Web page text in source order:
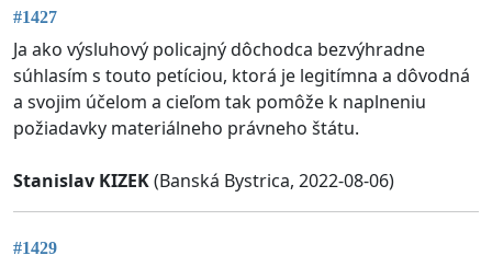
#1427
Ja ako výsluhový policajný dôchodca bezvýhradne
súhlasím s touto petíciou, ktorá je legitímna a dôvodná
a svojim účelom a cieľom tak pomôže k naplneniu
požiadavky materiálneho právneho štátu.
Stanislav KIZEK(Banská Bystrica, 2022-08-06)
#1429